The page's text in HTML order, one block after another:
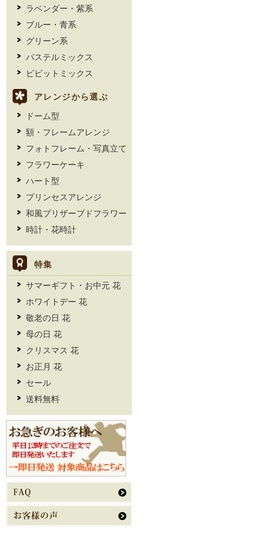
ラベンダー・紫系
ブルー・青系
グリーン系
パステルミックス
ビビットミックス
アレンジから選ぶ
ドーム型
額・フレームアレンジ
フォトフレーム・写真立て
フラワーケーキ
ハート型
プリンセスアレンジ
和風プリザーブドフラワー
時計・花時計
特集
サマーギフト・お中元 花
ホワイトデー 花
敬老の日 花
母の日 花
クリスマス 花
お正月 花
セール
送料無料